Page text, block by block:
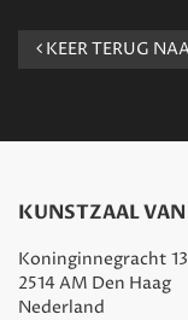
KEER TERUG
KUNSTZAAL
Koninginnegracht
2514 AM Den Haag
Nederland